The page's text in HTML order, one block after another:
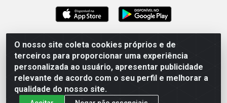
O nosso site coleta cookies próprios e de
terceiros para proporcionar uma experiência
personalizada ao usuário, apresentar publicidade
relevante de acordo com o seu perfil e melhorar a
qualidade do nosso site.
Esperança Nordeste - Rua Professor Caldas Filho, 291 -
Estância - Recife / PE CEP: 50771-335 - CNPJ
03.666.136/0001-23